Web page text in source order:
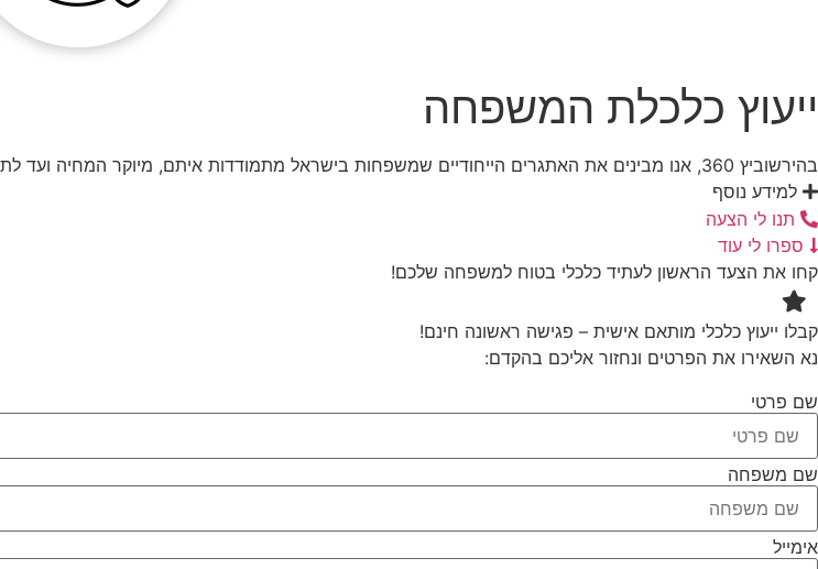
ייעוץ כלכלת המשפחה
בהירשוביץ 360, אנו מבינים את האתגרים הייחודיים שמשפחות בישראל מתמודדות איתם, מיוקר המחיה ועד לתכנון הפנסיה
למידע נוסף
תנו לי הצעה
ספרו לי עוד
קחו את הצעד הראשון לעתיד כלכלי בטוח למשפחה שלכם!
קבלו ייעוץ כלכלי מותאם אישית – פגישה ראשונה חינם!
נא השאירו את הפרטים ונחזור אליכם בהקדם:
שם פרטי
שם משפחה
אימייל